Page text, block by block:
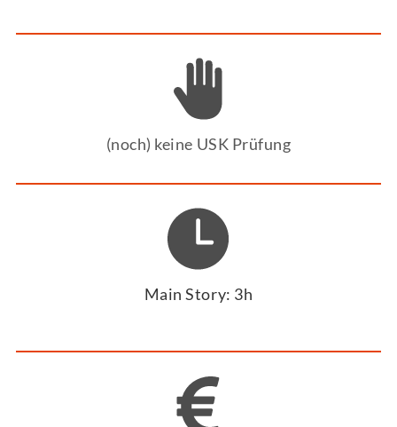
(noch) keine USK Prüfung
Main Story: 3h